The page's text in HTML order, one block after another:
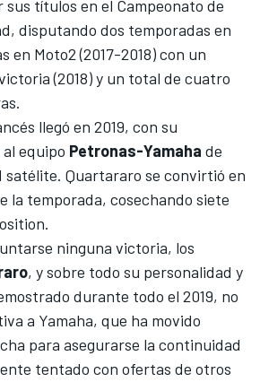
sus títulos en el Campeonato de
disputando dos temporadas en
en Moto2 (2017-2018) con un
(2018) y un total de cuatro
llegó en 2019, con su
equipo Petronas-Yamaha de
satélite. Quartararo se convirtió en
la temporada, cosechando siete
ninguna victoria, los
, y sobre todo su personalidad y
durante todo el 2019, no
a Yamaha, que ha movido
para asegurarse la continuidad
tentado con ofertas de otros